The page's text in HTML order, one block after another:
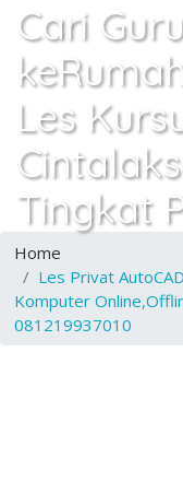
Cari
Les
Tingkat
Home
Les Privat
Komputer
081219937010